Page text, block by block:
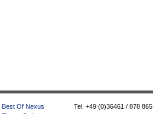
Best Of Nexus
Tel. +49 (0)36461 / 878 865